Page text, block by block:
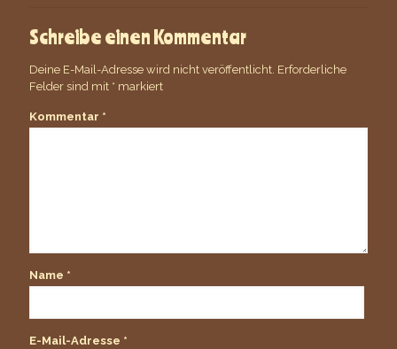
Schreibe einen Kommentar
Deine E-Mail-Adresse wird nicht veröffentlicht. Erforderliche
Felder sind mit * markiert
Kommentar *
Name *
E-Mail-Adresse *